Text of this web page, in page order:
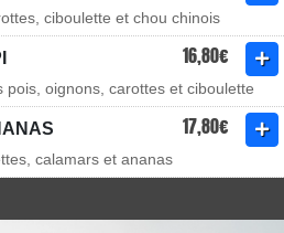
ciboulette et chou chinois
16,80€
pois, oignons, carottes et ciboulette
17,80€
calamars et ananas